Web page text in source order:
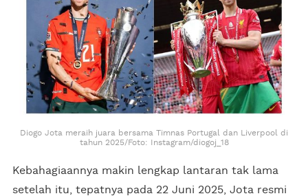
Diogo Jota meraih juara bersama Timnas Portugal dan Liverpool di
tahun 2025/Foto: Instagram/diogoj_18
Kebahagiaannya makin lengkap lantaran tak lama
setelah itu, tepatnya pada 22 Juni 2025, Jota resmi